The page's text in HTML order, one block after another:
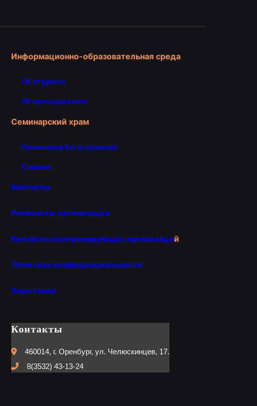
Информационно-образовательная среда
ЛК студента
ЛК преподавателя
Семинарский храм
Расписание богослужений
О храме
Контакты
Реквизиты организации
Контакты контролирующих организаций
Политика конфиденциальности
Хиротонии
Контакты
460014, г. Оренбург, ул. Челюскинцев, 17.
8(3532) 43-13-24